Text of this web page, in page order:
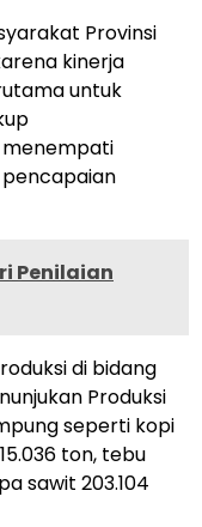
Provinsi
kinerja
untuk
Penilaian
di bidang
Produksi
seperti kopi
ton, tebu
sawit 203.104